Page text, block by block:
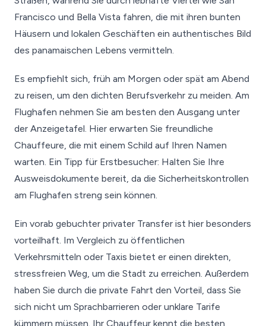
Francisco und Bella Vista fahren, die mit ihren bunten
Häusern und lokalen Geschäften ein authentisches Bild
des panamaischen Lebens vermitteln.
Es empfiehlt sich, früh am Morgen oder spät am Abend
zu reisen, um den dichten Berufsverkehr zu meiden. Am
Flughafen nehmen Sie am besten den Ausgang unter
der Anzeigetafel. Hier erwarten Sie freundliche
Chauffeure, die mit einem Schild auf Ihren Namen
warten. Ein Tipp für Erstbesucher: Halten Sie Ihre
Ausweisdokumente bereit, da die Sicherheitskontrollen
am Flughafen streng sein können.
Ein vorab gebuchter privater Transfer ist hier besonders
vorteilhaft. Im Vergleich zu öffentlichen
Verkehrsmitteln oder Taxis bietet er einen direkten,
stressfreien Weg, um die Stadt zu erreichen. Außerdem
haben Sie durch die private Fahrt den Vorteil, dass Sie
sich nicht um Sprachbarrieren oder unklare Tarife
kümmern müssen. Ihr Chauffeur kennt die besten